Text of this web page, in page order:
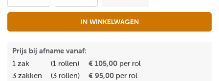
IN WINKELWAGEN
Prijs bij afname vanaf:
1 zak
(1 rollen) € 105,00 per rol
3 zakken
(3 rollen) € 95,00 per rol